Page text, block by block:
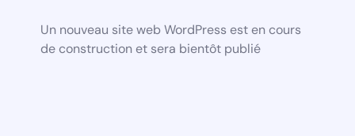
Un nouveau site web WordPress est en cours
de construction et sera bientôt publié